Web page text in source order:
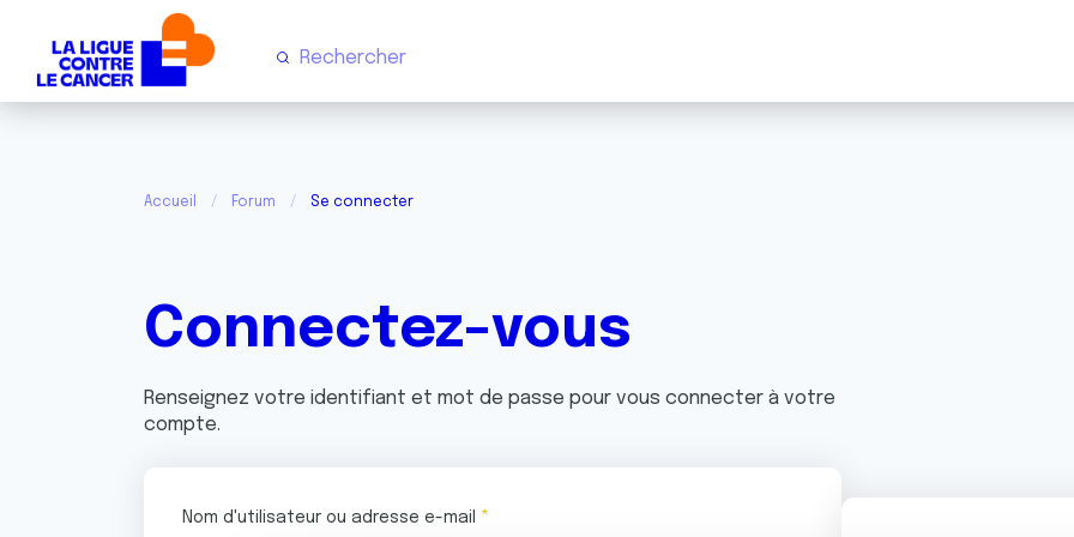
Accueil Forum Se connecter
Connectez-vous
Renseignez votre identifiant et mot de passe pour vous connecter à votre
compte.
Nom d'utilisateur ou adresse e-mail